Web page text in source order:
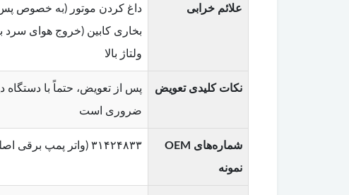
علائم خرابی
داغ کردن موتور (به خصوص
ولتاژ بالا
نکات کلیدی تعویض
ضروری است
شماره‌های OEM
نمونه
۳۱۴۲۴۸۳۳ (واتر پمپ برقی اصلی – XC90 T5, T6, T8) , ۳۱۴۷۴۲۵۳ , ۳۲۲۴۴۴۷۱ , ۳۱۶۶۸۹۸۳ (مخصوص موتورهای Drive-E)